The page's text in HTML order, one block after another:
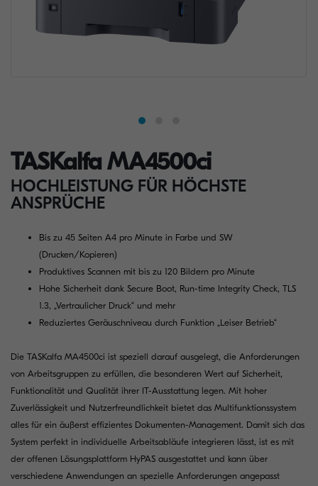
TASKalfa MA4500ci
HOCHLEISTUNG FÜR HÖCHSTE
ANSPRÜCHE
Bis zu 45 Seiten A4 pro Minute in Farbe und SW
(Drucken/Kopieren)
Produktives Scannen mit bis zu 120 Bildern pro Minute
Hohe Sicherheit dank Secure Boot, Run-time Integrity Check, TLS
1.3, „Vertraulicher Druck“ und mehr
Reduziertes Geräuschniveau durch Funktion „Leiser Betrieb“
Die TASKalfa MA4500ci ist speziell darauf ausgelegt, die Anforderungen
von Arbeitsgruppen zu erfüllen, die besonderen Wert auf Sicherheit,
Funktionalität und Qualität ihrer IT-Ausstattung legen. Mit hoher
Zuverlässigkeit und Nutzerfreundlichkeit bietet das Multifunktionssystem
alles für ein äußerst effizientes Dokumenten-Management. Damit sich das
System perfekt in individuelle Arbeitsabläufe integrieren lässt, ist es mit
der offenen Lösungsplattform HyPAS ausgestattet und kann über
verschiedene Anwendungen an spezielle Anforderungen angepasst